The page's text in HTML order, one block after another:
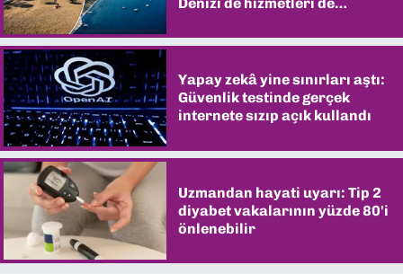
Yapay zekâ yine sınırları aştı:
Güvenlik testinde gerçek
internete sızıp açık kullandı
Uzmandan hayati uyarı: Tip 2
diyabet vakalarının yüzde 80'i
önlenebilir